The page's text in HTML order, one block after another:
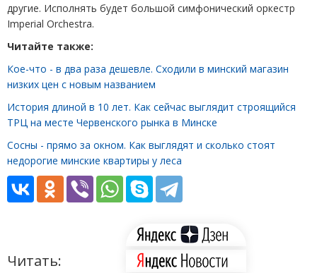
другие. Исполнять будет большой симфонический оркестр
Imperial Orchestra.
Читайте также:
Кое-что - в два раза дешевле. Сходили в минский магазин
низких цен с новым названием
История длиной в 10 лет. Как сейчас выглядит строящийся
ТРЦ на месте Червенского рынка в Минске
Сосны - прямо за окном. Как выглядят и сколько стоят
недорогие минские квартиры у леса
Читать: